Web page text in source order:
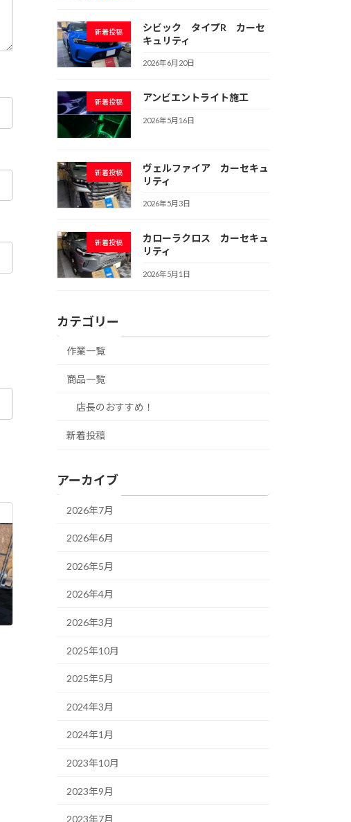
新着投稿
シビック タイプR カーセ
キュリティ
2026年6月20日
新着投稿 アンビエントライト施工
2026年5月16日
新着投稿
ヴェルファイア カーセキュ
リティ
2026年5月3日
新着投稿
カローラクロス カーセキュ
リティ
2026年5月1日
カテゴリー
作業一覧
商品一覧
店長のおすすめ！
新着投稿
アーカイブ
2026年7月
2026年6月
2026年5月
2026年4月
2026年3月
2025年10月
2025年5月
2024年3月
2024年1月
2023年10月
2023年9月
2023年7月